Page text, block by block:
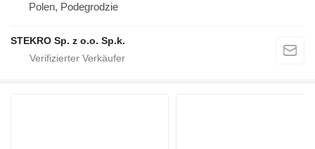
Polen, Podegrodzie
STEKRO Sp. z o.o. Sp.k.